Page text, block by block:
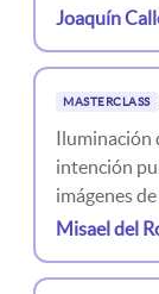
Joaquín
MASTERCLASS
Iluminación
intención
imágenes
Misael del